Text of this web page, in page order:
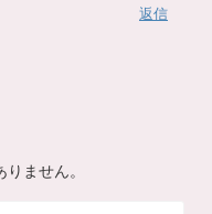
返信
ません。